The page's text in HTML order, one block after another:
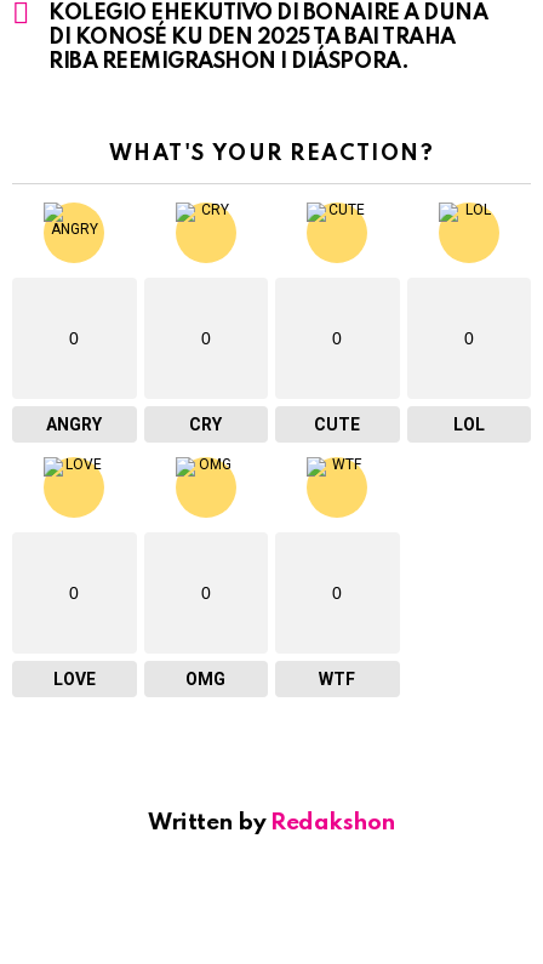
KOLEGIO EHEKUTIVO DI BONAIRE A DUNA
DI KONOSÉ KU DEN 2025 TA BAI TRAHA
RIBA REEMIGRASHON I DIÁSPORA.
WHAT'S YOUR REACTION?
0
ANGRY
0
CRY
0
CUTE
0
LOL
0
LOVE
0
OMG
0
WTF
Written by Redakshon